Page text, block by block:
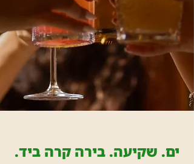
ים. שקיעה. בירה קרה ביד.